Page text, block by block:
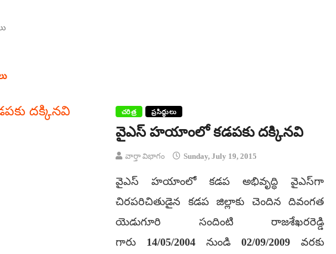
చరిత్ర ప్రసిద్ధులు
వైఎస్ హయాంలో కడపకు దక్కినవి
వార్తా విభాగం Sunday, July 19, 2015
వైఎస్ హయాంలో కడప అభివృద్ధి వైఎస్‌గా
చిరపరిచితుడైన కడప జిల్లాకు చెందిన దివంగత
యెడుగూరి సందింటి రాజశేఖరరెడ్డి
గారు 14/05/2004 నుండి 02/09/2009 వరకు